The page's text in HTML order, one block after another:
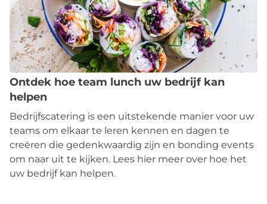
Ontdek hoe team lunch uw bedrijf kan
helpen
Bedrijfscatering is een uitstekende manier voor uw
teams om elkaar te leren kennen en dagen te
creëren die gedenkwaardig zijn en bonding events
om naar uit te kijken. Lees hier meer over hoe het
uw bedrijf kan helpen.